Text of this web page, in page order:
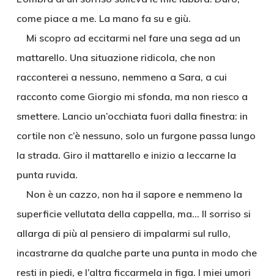
come piace a me. La mano fa su e giù.
Mi scopro ad eccitarmi nel fare una sega ad un
mattarello. Una situazione ridicola, che non
racconterei a nessuno, nemmeno a Sara, a cui
racconto come Giorgio mi sfonda, ma non riesco a
smettere. Lancio un’occhiata fuori dalla finestra: in
cortile non c’è nessuno, solo un furgone passa lungo
la strada. Giro il mattarello e inizio a leccarne la
punta ruvida.
Non è un cazzo, non ha il sapore e nemmeno la
superficie vellutata della cappella, ma… Il sorriso si
allarga di più al pensiero di impalarmi sul rullo,
incastrarne da qualche parte una punta in modo che
resti in piedi, e l’altra ficcarmela in figa. I miei umori